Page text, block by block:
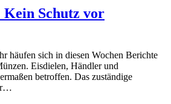
Schutz vor
häufen sich in diesen Wochen Berichte
Eisdielen, Händler und
betroffen. Das zuständige